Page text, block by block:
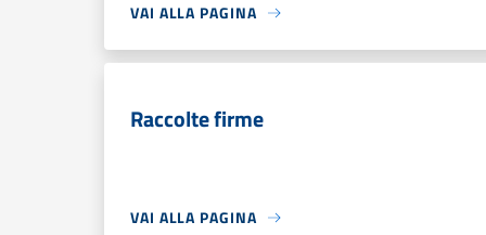
VAI ALLA PAGINA
Raccolte firme
VAI ALLA PAGINA